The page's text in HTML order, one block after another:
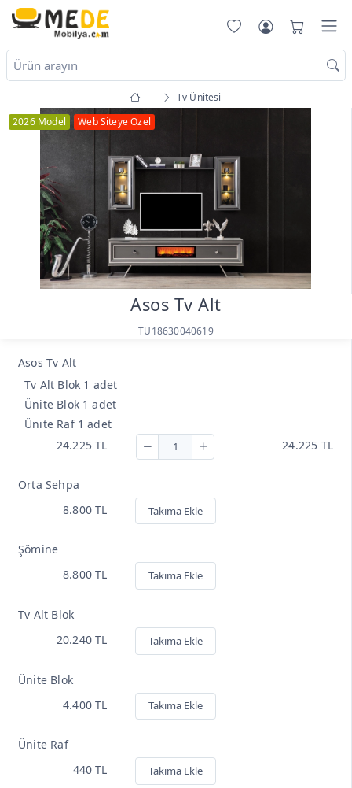
Tv Ünitesi
2026 Model
Web Siteye Özel
Asos Tv Alt
TU18630040619
Asos Tv Alt
Tv Alt Blok 1 adet
Ünite Blok 1 adet
Ünite Raf 1 adet
24.225 TL
24.225 TL
Orta Sehpa
8.800 TL
Takıma Ekle
Şömine
8.800 TL
Takıma Ekle
Tv Alt Blok
20.240 TL
Takıma Ekle
Ünite Blok
4.400 TL
Takıma Ekle
Ünite Raf
440 TL
Takıma Ekle